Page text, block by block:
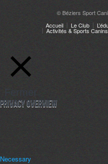
© Béziers Sport
Accueil
Le Club
Activités & Sports Canins
Fermer
Privacy Overview
Necessary